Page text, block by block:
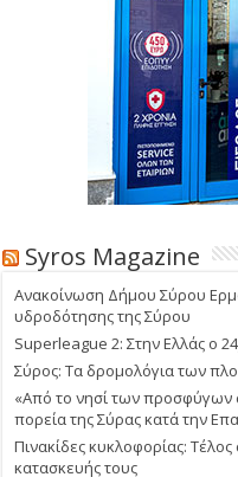
Syros Magazine
Ανακοίνωση Δήμου Σύρου
υδροδότησης της Σύρου
Superleague 2: Στην Ελλάς ο
Σύρος: Τα δρομολόγια των
«Από το νησί των προσφύγων
πορεία της Σύρας κατά την
Πινακίδες κυκλοφορίας:
κατασκευής τους